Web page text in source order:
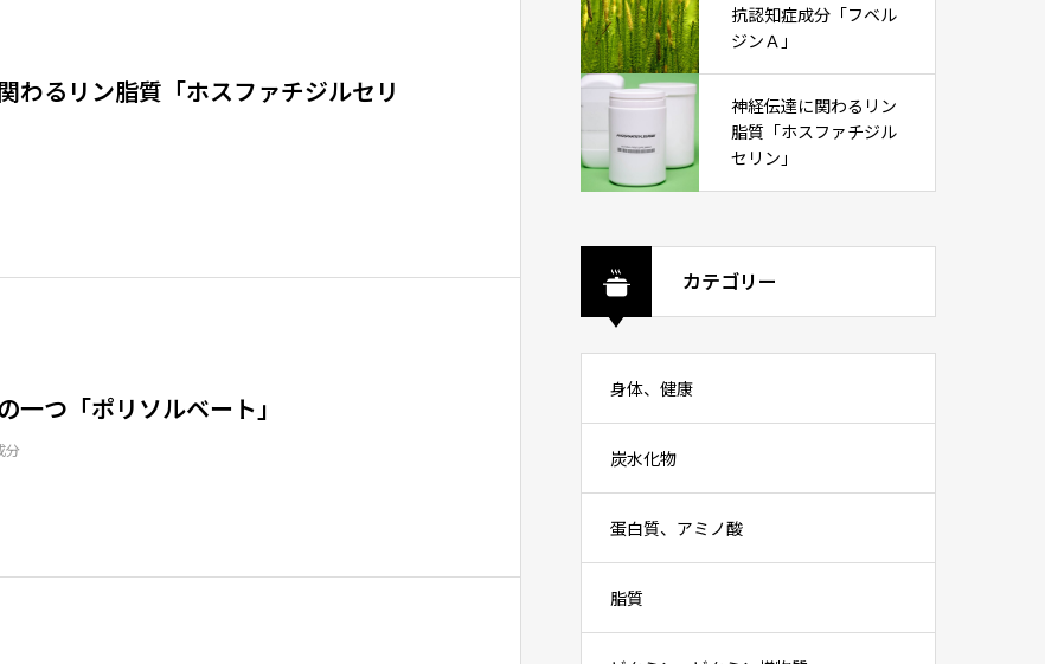
わるリン脂質「ホスファチジルセリ
一つ「ポリソルベート」
分
抗認知症成分「フベル
ジンＡ」
神経伝達に関わるリン
脂質「ホスファチジル
セリン」
カテゴリー
身体、健康
炭水化物
蛋白質、アミノ酸
脂質